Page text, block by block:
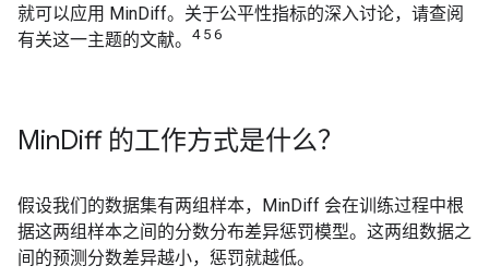
就可以应用 MinDiff。关于公平性指标的深入讨论，请查阅
有关这一主题的文献。
4 5 6
MinDiff 的工作方式是什么？
假设我们的数据集有两组样本，MinDiff 会在训练过程中根
据这两组样本之间的分数分布差异惩罚模型。这两组数据之
间的预测分数差异越小，惩罚就越低。